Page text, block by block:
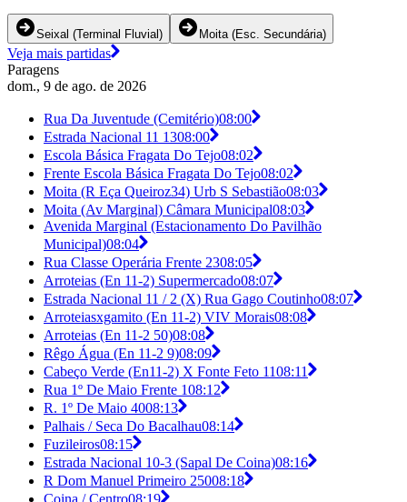
Seixal (Terminal Fluvial) Moita (Esc. Secundária)
Veja mais partidas
Paragens
dom., 9 de ago. de 2026
Rua Da Juventude (Cemitério)08:00
Estrada Nacional 11 1308:00
Escola Básica Fragata Do Tejo08:02
Frente Escola Básica Fragata Do Tejo08:02
Moita (R Eça Queiroz34) Urb S Sebastião08:03
Moita (Av Marginal) Câmara Municipal08:03
Avenida Marginal (Estacionamento Do Pavilhão
Municipal)08:04
Rua Classe Operária Frente 2308:05
Arroteias (En 11-2) Supermercado08:07
Estrada Nacional 11 / 2 (X) Rua Gago Coutinho08:07
Arroteiasxgamito (En 11-2) VIV Morais08:08
Arroteias (En 11-2 50)08:08
Rêgo Água (En 11-2 9)08:09
Cabeço Verde (En11-2) X Fonte Feto 1108:11
Rua 1º De Maio Frente 108:12
R. 1º De Maio 4008:13
Palhais / Seca Do Bacalhau08:14
Fuzileiros08:15
Estrada Nacional 10-3 (Sapal De Coina)08:16
R Dom Manuel Primeiro 25008:18